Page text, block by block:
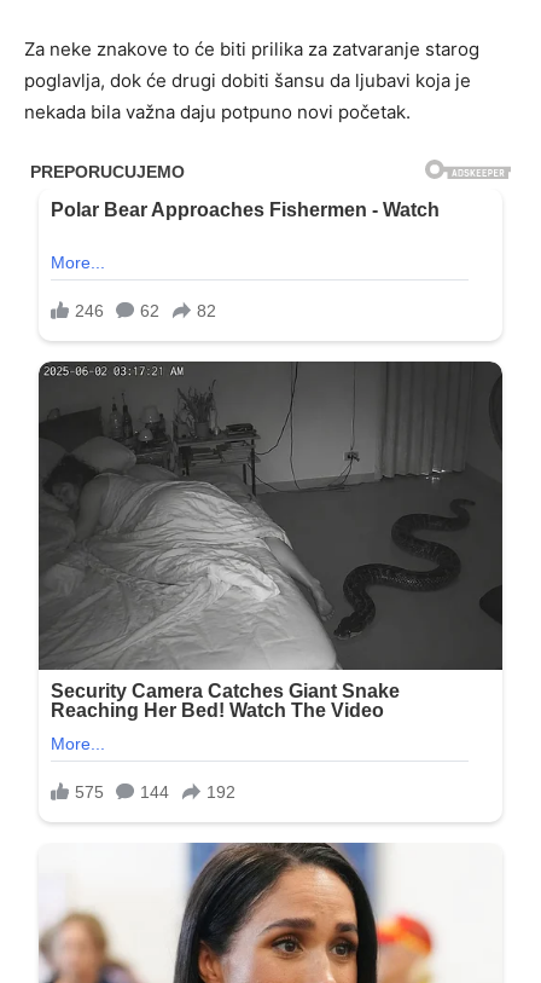
Za neke znakove to će biti prilika za zatvaranje starog
poglavlja, dok će drugi dobiti šansu da ljubavi koja je
nekada bila važna daju potpuno novi početak.